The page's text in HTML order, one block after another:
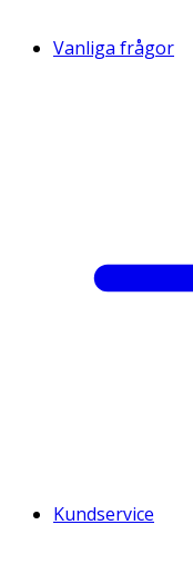
Vanliga frågor
Kundservice